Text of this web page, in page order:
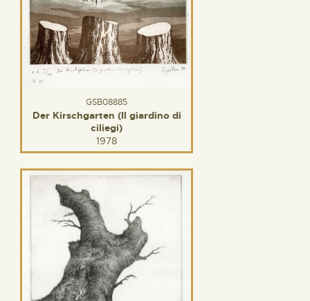
GSB08885
Der Kirschgarten (Il giardino di
ciliegi)
1978